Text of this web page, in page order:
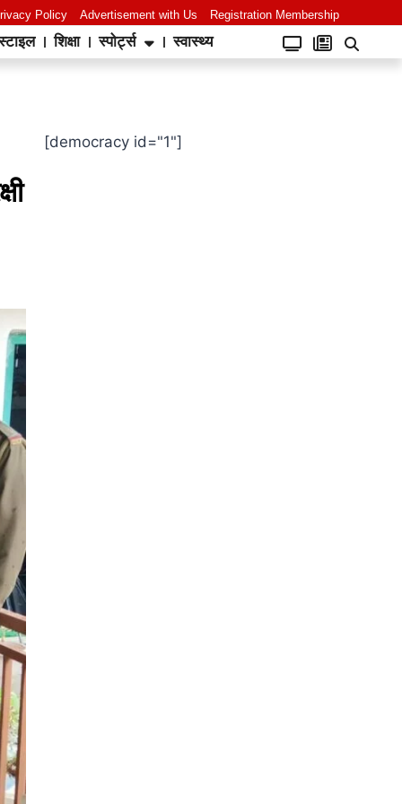
Policy Advertisement with Us Registration Membership
शिक्षा स्पोर्ट्स स्वास्थ्य
[democracy id="1"]